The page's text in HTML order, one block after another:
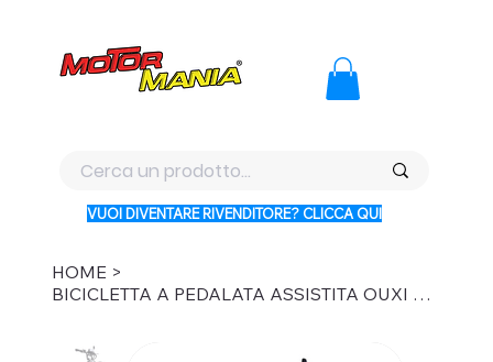
VUOI DIVENTARE RIVENDITORE? CLICCA QUI
HOME >
BICICLETTA A PEDALATA ASSISTITA OUXI V8 ULTRA